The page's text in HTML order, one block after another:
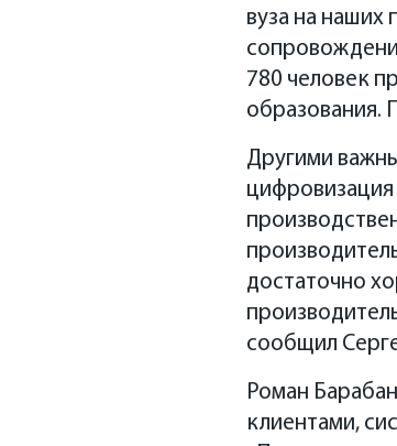
вуза на наших
780 человек
образования.
Другими
достаточно
сообщил
Роман
клиентами,